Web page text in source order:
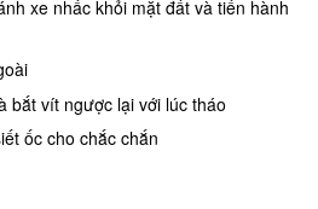
xe nhấc khỏi mặt đất và tiến hành
bắt vít ngược lại với lúc tháo
ốc cho chắc chắn